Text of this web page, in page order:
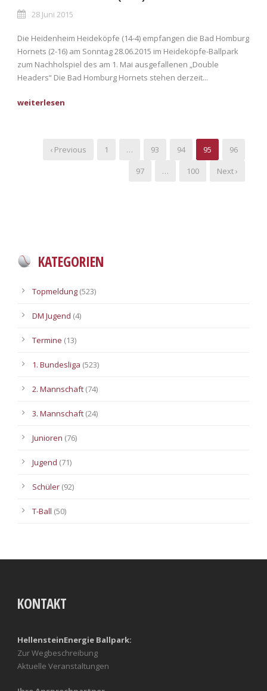
28 Juni 2015
Die Heidenheim Heideköpfe (14-4) empfangen die Bad Homburg
Hornets (2-16) am Sonntag 28.06.2015 im Heideköpfe-Ballpark
zum Nachholspiel des am 1. Mai ausgefallenen „Double
Headers“ Die Bad Homburg Hornets stehen derzeit...
‹ Previous 1 … 93 94 95
96
97
… 100 Next ›
KATEGORIEN
Topmeldung (523)
DM Jugend (4)
Termine (13)
1. Bundesliga (523)
2. Mannschaft (74)
3. Mannschaft (24)
Junioren (76)
Jugend (71)
Schüler (92)
T-Ball (50)
KONTAKT
HellensteinEnergie Ballpark:
Zur Wegbeschreibung
Aktuelle Veranstaltungen